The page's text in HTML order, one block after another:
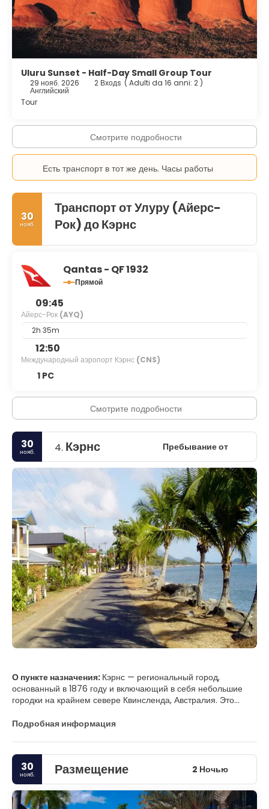
тропам. Придерживайтесь обозначенных троп, следуйте
правилам парка и уделите время посещению культурных
центров и выставок. Путешествуя обдуманно, вы гораздо
глубже поймете, почему Улуру считается духовным сердцем
Австралии.
Uluru Sunset - Half-Day Small Group Tour
29 нояб. 2026 2 Входs ( Adulti da 16 anni: 2 )
Английский
Tour
Смотрите подробности
Есть транспорт в тот же день. Часы работы
30
нояб.
Транспорт от Улуру (Айерс-
Рок) до Кэрнс
Qantas - QF 1932
Прямой
09:45
Айерс-Рок (AYQ)
2h 35m
12:50
Международный аэропорт Кэрнс (CNS)
1 PC
Смотрите подробности
30
нояб. 4. Кэрнс Пребывание от
О пункте назначения: Кэрнс — региональный город,
основанный в 1876 году и включающий в себя небольшие
городки на крайнем севере Квинсленда, Австралия. Это
тропического климата. Он служит отправной точкой для
крайний север Квинсленда.
ОСНОВНЫЕ ТУРИСТИЧЕСКИЕ
ДОСТОПРИМЕЧАТЕЛЬНОСТИ
• Столетние озера. Коллинз-авеню/Эдж-Хилл, напротив
Подробная информация
30
нояб. Размещение 2 Ночью